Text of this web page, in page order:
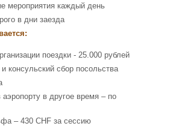
мероприятия каждый день
в дни заезда
поездки - 25.000 рублей
консульский сбор посольства
в другое время – по
– 430 CHF за сессию